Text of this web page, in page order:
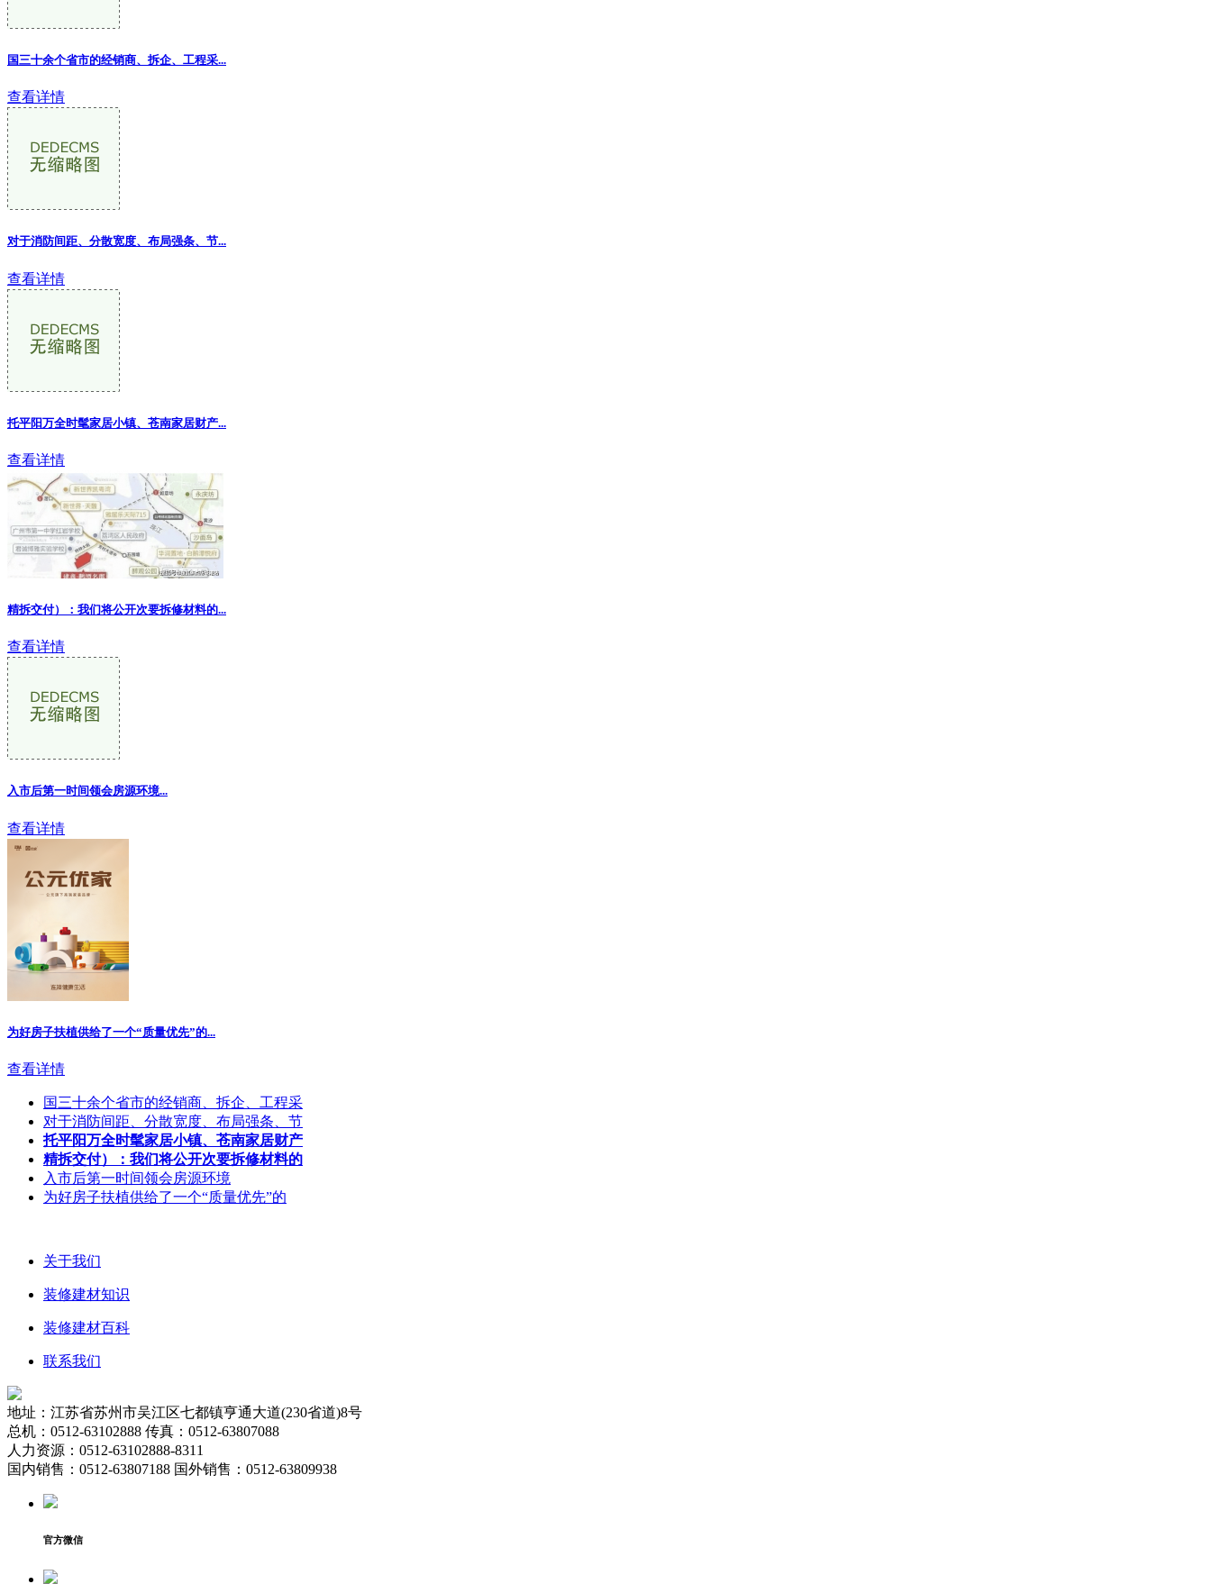
国三十余个省市的经销商、拆企、工程采...
查看详情
对于消防间距、分散宽度、布局强条、节...
查看详情
托平阳万全时髦家居小镇、苍南家居财产...
查看详情
精拆交付）：我们将公开次要拆修材料的...
查看详情
入市后第一时间领会房源环境...
查看详情
为好房子扶植供给了一个“质量优先”的...
查看详情
国三十余个省市的经销商、拆企、工程采
对于消防间距、分散宽度、布局强条、节
托平阳万全时髦家居小镇、苍南家居财产
精拆交付）：我们将公开次要拆修材料的
入市后第一时间领会房源环境
为好房子扶植供给了一个“质量优先”的
关于我们
装修建材知识
装修建材百科
联系我们
地址：江苏省苏州市吴江区七都镇亨通大道(230省道)8号
总机：0512-63102888 传真：0512-63807088
人力资源：0512-63102888-8311
国内销售：0512-63807188 国外销售：0512-63809938
官方微信